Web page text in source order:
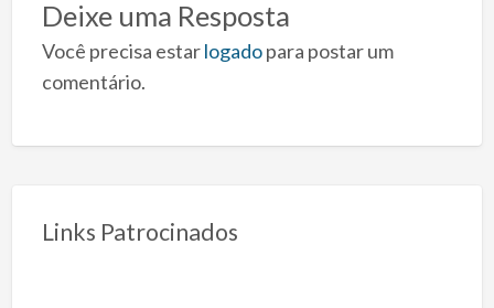
Deixe uma Resposta
Você precisa estarlogadopara postar um
comentário.
Links Patrocinados